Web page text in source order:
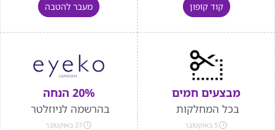
קוד קופון מעבר להטבה
מבצעים חמים
בכל המחלקות
5 באוקטובר
20% הנחה
בהרשמה לניוזלטר
27 באוקטובר